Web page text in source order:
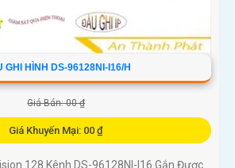
GHI HÌNH DS-96128NI-I16/H
Giá Bán: 00 ₫
Giá Khuyến Mại: 00 ₫
128 Kênh DS-96128NI-I16 Gắn Được